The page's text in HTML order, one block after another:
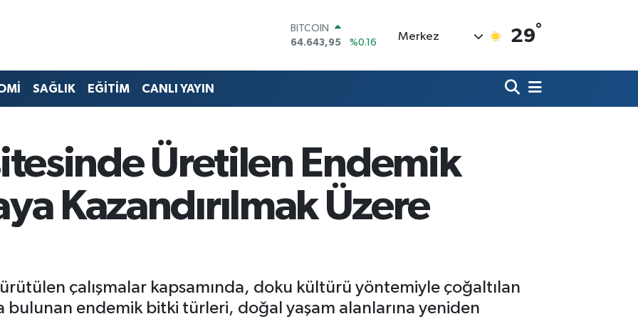
DOLAR
47,6006
%0.06
55,0250
%0.02
13.799
%70
BITCOIN
64.643,95
Merkez 29°
SAĞLIK EĞİTİM CANLI YAYIN
Üretilen Endemik
Kazandırılmak Üzere
çalışmalar kapsamında, doku kültürü yöntemiyle çoğaltılan
bulunan endemik bitki türleri, doğal yaşam alanlarına yeniden